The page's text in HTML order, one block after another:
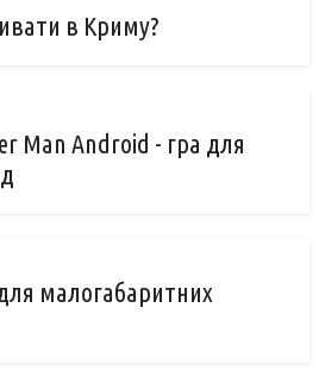
в Криму?
Man Android - гра для
малогабаритних